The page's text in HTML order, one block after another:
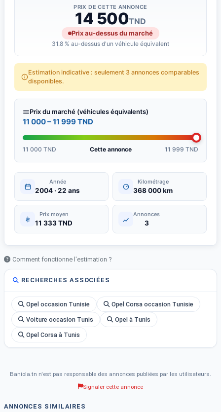
PRIX DE CETTE ANNONCE
14 500TND
Prix au-dessus du marché
31.8 % au-dessus d'un véhicule équivalent
Estimation indicative : seulement 3 annonces comparables
disponibles.
Prix du marché (véhicules équivalents)
11 000 – 11 999 TND
11 000 TND Cette annonce 11 999 TND
Année
2004 · 22 ans
Kilométrage
368 000 km
Prix moyen
11 333 TND
Annonces
3
Comment fonctionne l'estimation ?
RECHERCHES ASSOCIÉES
Opel occasion Tunisie Opel Corsa occasion Tunisie
Voiture occasion Tunis Opel à Tunis
Opel Corsa à Tunis
Baniola.tn n'est pas responsable des annonces publiées par les utilisateurs.
Signaler cette annonce
ANNONCES SIMILAIRES